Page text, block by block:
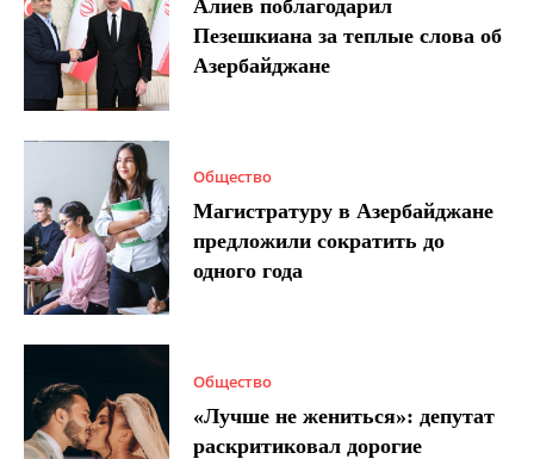
Алиев поблагодарил
Пезешкиана за теплые слова об
Азербайджане
Общество
Магистратуру в Азербайджане
предложили сократить до
одного года
Общество
«Лучше не жениться»: депутат
раскритиковал дорогие